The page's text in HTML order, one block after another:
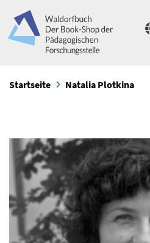
Startseite Natalia Plotkina